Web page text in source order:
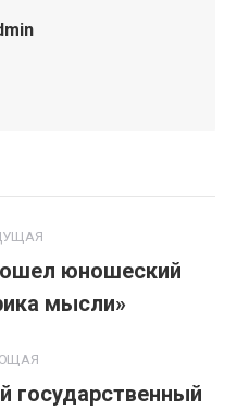
юношеский
мысли»
государственный